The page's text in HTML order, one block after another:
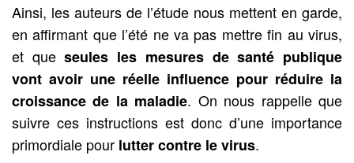
Ainsi, les auteurs de l’étude nous mettent en garde,
en affirmant que l’été ne va pas mettre fin au virus,
et queseules les mesures de santé publique
vont avoir une réelle influence pour réduire la
croissance de la maladie. On nous rappelle que
suivre ces instructions est donc d’une importance
primordiale pour lutter contre le virus.